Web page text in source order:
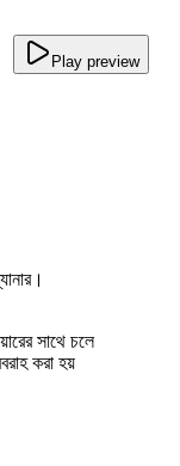
Play preview
সাথে চলে
করা হয়